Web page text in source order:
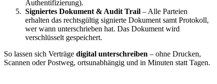
Authentifizierung).
Signiertes Dokument & Audit Trail – Alle Parteien
erhalten das rechtsgültig signierte Dokument samt Protokoll,
wer wann unterschrieben hat. Das Dokument wird
verschlüsselt gespeichert.
So lassen sich Verträge digital unterschreiben – ohne Drucken,
Scannen oder Postweg, ortsunabhängig und in Minuten statt Tagen.